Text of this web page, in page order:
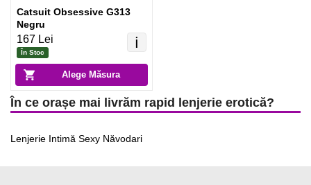
Alege Măsura
ℹ️
Catsuit Obsessive G313
Negru
167 Lei
În Stoc
În ce orașe mai livrăm rapid lenjerie erotică?
Lenjerie Intimă Sexy Năvodari